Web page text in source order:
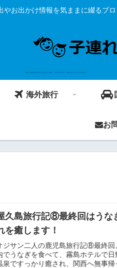
お出かけ情報を気ままに綴るブ
海外旅行
お
久島旅行記⑧最終回はうな
を癒します！
ジサン二人の鹿児島旅行記⑧最終
でうなぎを食べて、霧島ホテルで
泉ですっかり癒され、関西へ無事帰